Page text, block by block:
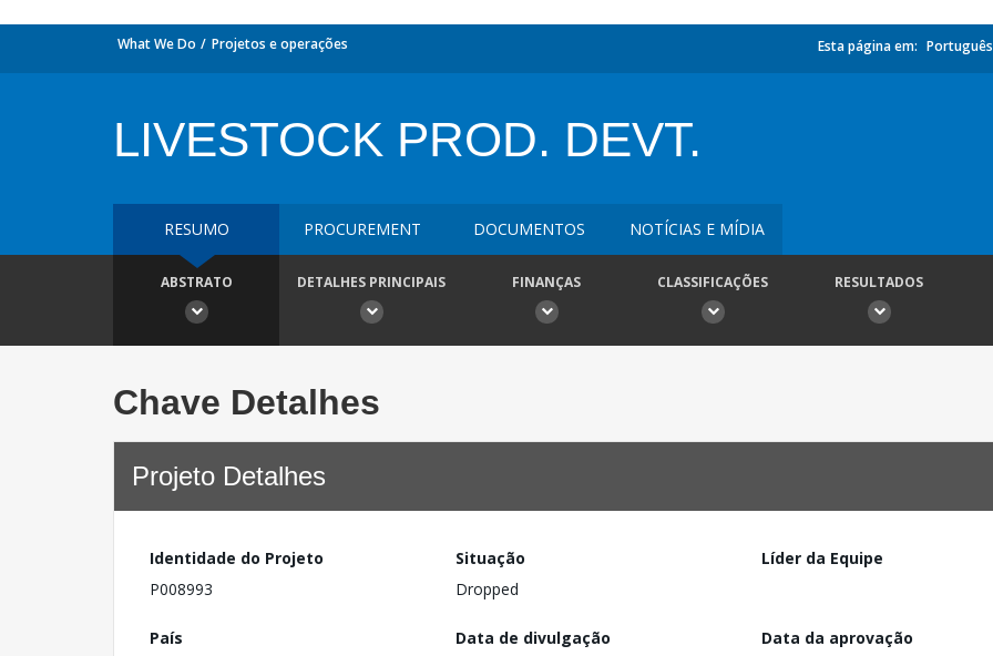
What We Do Projetos e operações Esta página em: Português
LIVESTOCK PROD. DEVT.
RESUMO PROCUREMENT DOCUMENTOS NOTÍCIAS E MÍDIA
ABSTRATO DETALHES PRINCIPAIS FINANÇAS CLASSIFICAÇÕES RESULTADOS
Chave Detalhes
Projeto Detalhes
Identidade do Projeto
P008993
Situação
Dropped
Líder da Equipe
País
Data de divulgação
Data da aprovação